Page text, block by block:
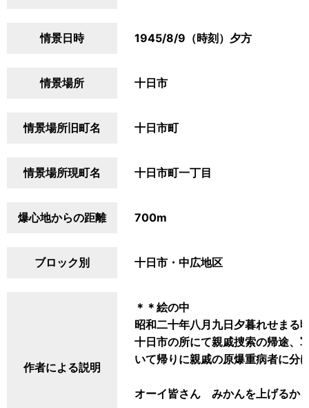
情景日時 1945/8/9（時刻）夕方
情景場所 十日市
情景場所旧町名 十日市町
情景場所現町名 十日市町一丁目
爆心地からの距離 700m
ブロック別 十日市・中広地区
作者による説明
＊＊絵の中
昭和二十年八月九日夕暮れせまる
十日市の所にて親戚捜索の帰途、
いて帰りに親戚の原爆重病者に分
オーイ皆さん みかんを上げるか